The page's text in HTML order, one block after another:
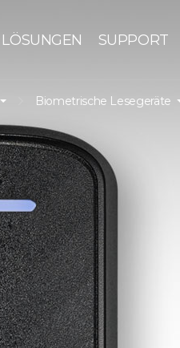
LÖSUNGEN SUPPORT
Biometrische Lesegeräte